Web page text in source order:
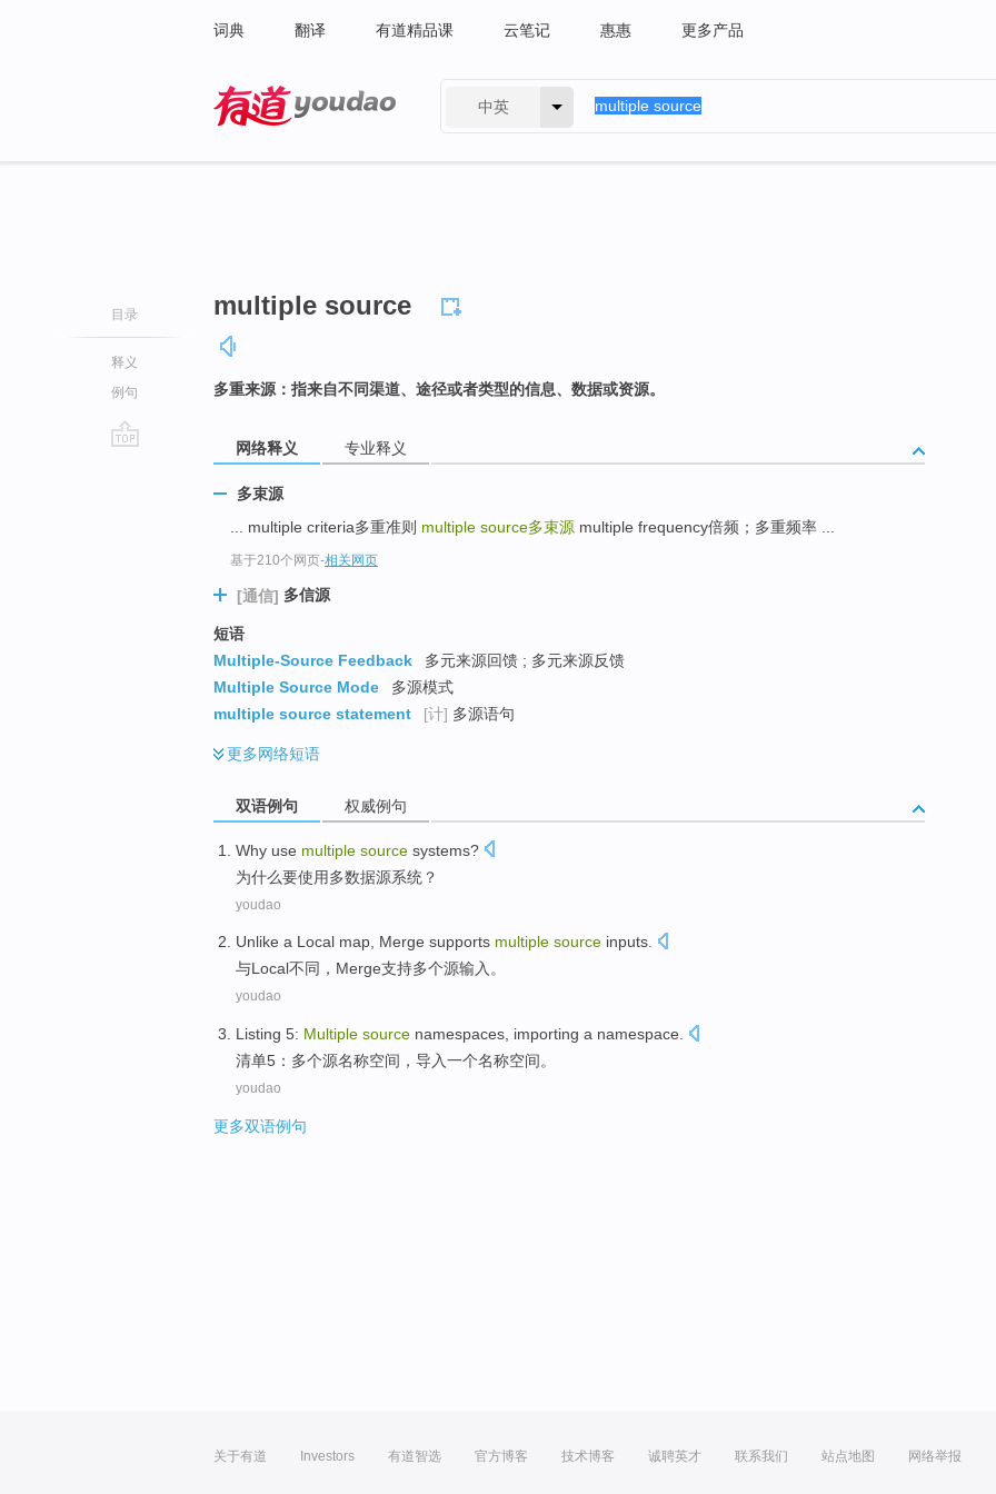
词典 翻译 有道精品课 云笔记 惠惠 更多产品
中英
目录
释义
例句
multiple source
多重来源：指来自不同渠道、途径或者类型的信息、数据或资源。
网络释义 专业释义
多束源
... multiple criteria多重准则 multiple source多束源 multiple frequency倍频；多重频率 ...
基于210个网页-相关网页
[通信] 多信源
短语
Multiple-Source Feedback
多元来源回馈 ; 多元来源反馈
Multiple Source Mode
多源模式
multiple source statement
[计] 多源语句
更多网络短语
双语例句 权威例句
Why use multiple source systems?
为什么要使用多数据源系统 ？
youdao
Unlike a Local map, Merge supports multiple source inputs.
与Local不同， Merge支持多个源输入。
youdao
Listing 5: Multiple source namespaces importing a namespace
清单5 ： 多个源名称空间， 导入一个名称空间。
youdao
更多双语例句
关于有道 Investors 有道智选 官方博客 技术博客 诚聘英才 联系我们 站点地图 网络举报